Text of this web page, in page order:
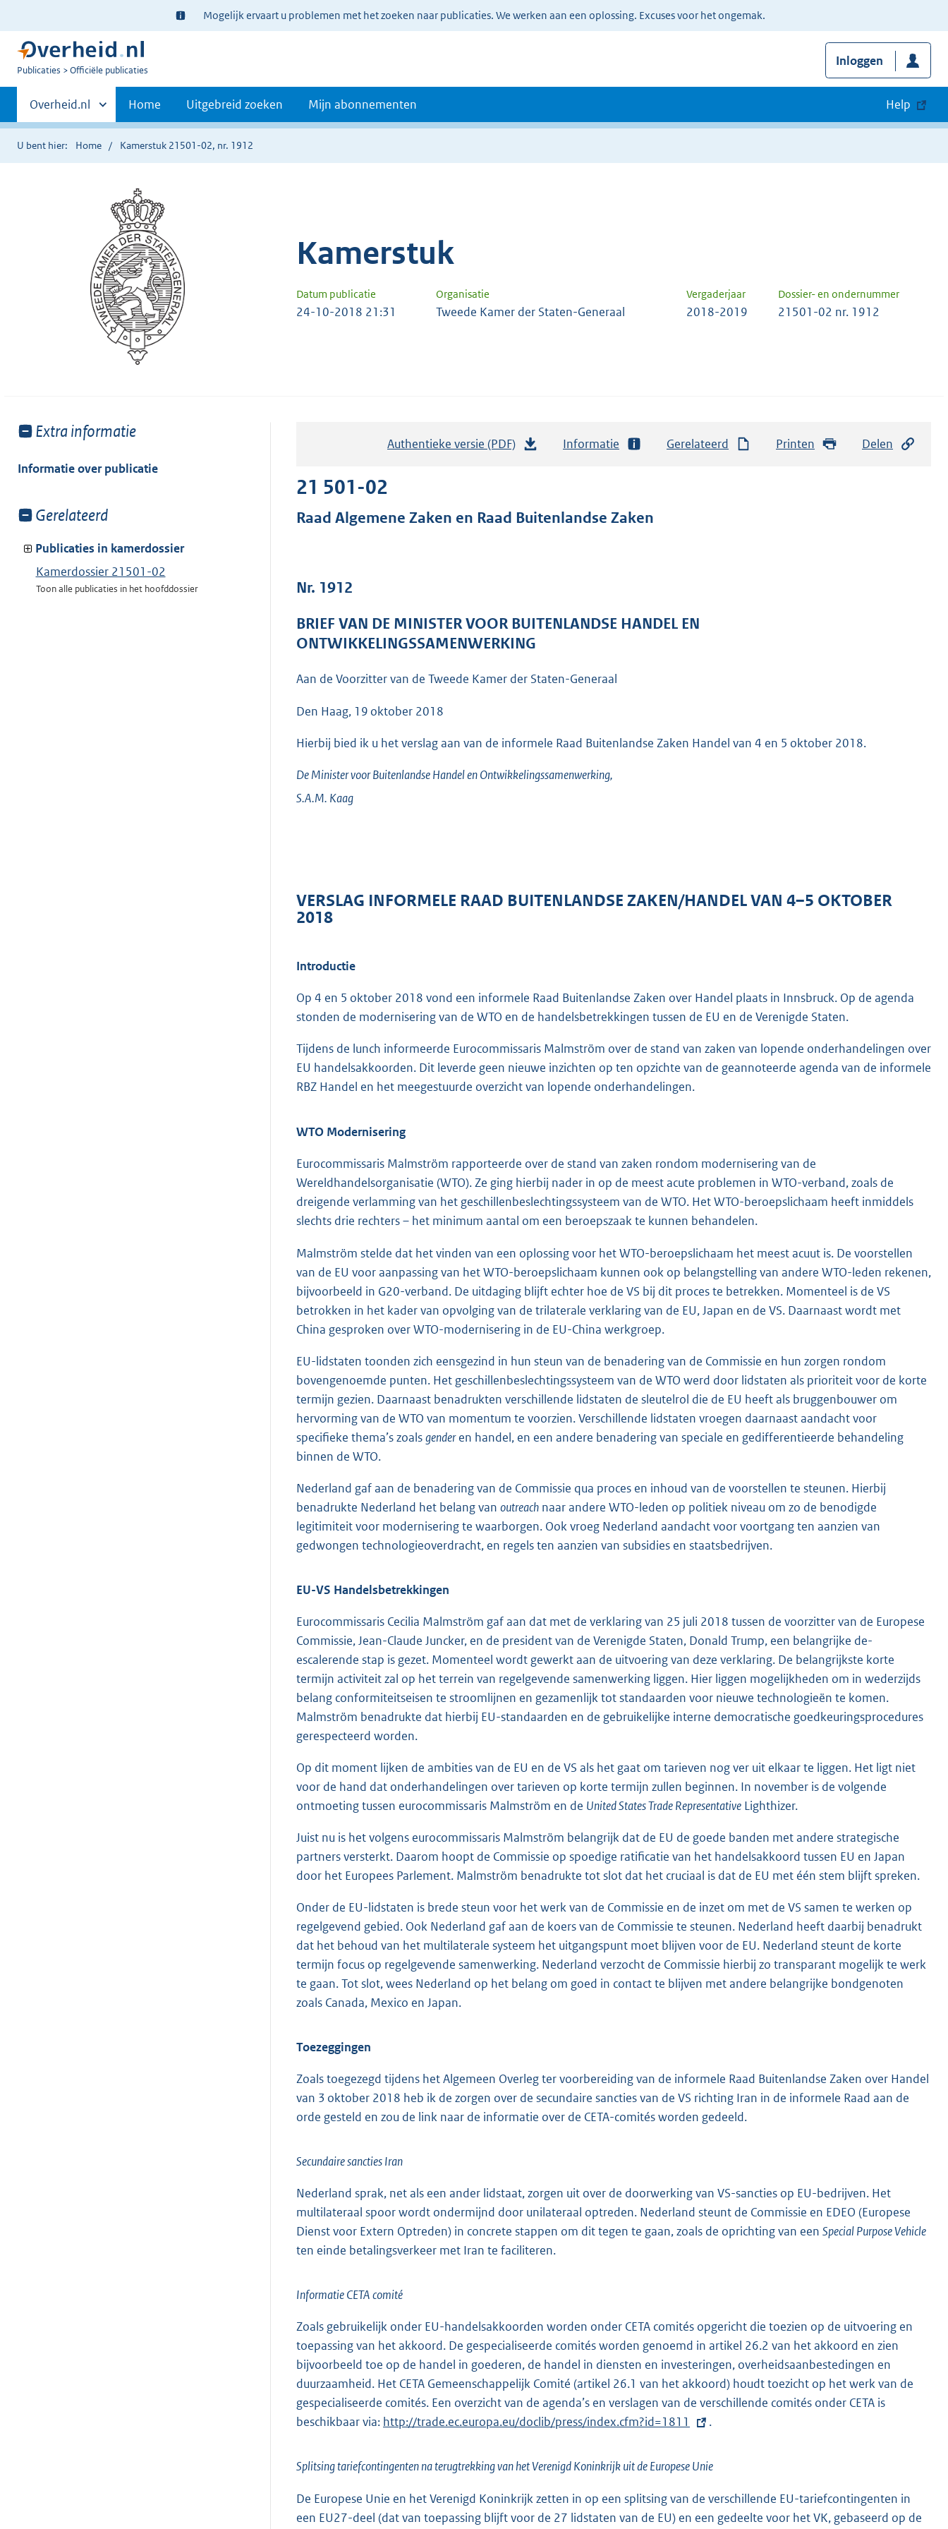
Ter
informatie:
Mogelijk ervaart u problemen met het zoeken naar publicaties. We werken aan een oplossing. Excuses voor het ongemak.
U
Publicaties Officiële publicaties
Inloggen
Primaire
navigatie
Andere
sites
binnen
Overheid.nl Home Uitgebreid zoeken Mijn abonnementen Help
U bent hier: Home Kamerstuk 21501-02, nr. 1912
Kamerstuk
Datum publicatie Organisatie Vergaderjaar Dossier- en ondernummer
24-10-2018 21:31 Tweede Kamer der Staten-Generaal 2018-2019 21501-02 nr. 1912
Toon
van:
Extra informatie
Informatie over publicatie
Toon
van:
Gerelateerd
Publicaties in kamerdossier
Kamerdossier 21501-02
Toon alle publicaties in het hoofddossier
Authentieke versie (PDF)
a
r
o
o
t
4
Informatie Gerelateerd Printen Delen
21 501-02
Raad Algemene Zaken en Raad Buitenlandse Zaken
Nr. 1912
BRIEF VAN DE MINISTER VOOR BUITENLANDSE HANDEL EN
ONTWIKKELINGSSAMENWERKING
Aan de Voorzitter van de Tweede Kamer der Staten-Generaal
Den Haag, 19 oktober 2018
Hierbij bied ik u het verslag aan van de informele Raad Buitenlandse Zaken Handel van 4 en 5 oktober 2018.
De Minister voor Buitenlandse Handel en Ontwikkelingssamenwerking,
S.A.M. Kaag
VERSLAG INFORMELE RAAD BUITENLANDSE ZAKEN/HANDEL VAN 4–5 OKTOBER
2018
Introductie
Op 4 en 5 oktober 2018 vond een informele Raad Buitenlandse Zaken over Handel plaats in Innsbruck. Op de agenda
stonden de modernisering van de WTO en de handelsbetrekkingen tussen de EU en de Verenigde Staten.
Tijdens de lunch informeerde Eurocommissaris Malmström over de stand van zaken van lopende onderhandelingen over
EU handelsakkoorden. Dit leverde geen nieuwe inzichten op ten opzichte van de geannoteerde agenda van de informele
RBZ Handel en het meegestuurde overzicht van lopende onderhandelingen.
WTO Modernisering
Eurocommissaris Malmström rapporteerde over de stand van zaken rondom modernisering van de
Wereldhandelsorganisatie (WTO). Ze ging hierbij nader in op de meest acute problemen in WTO-verband, zoals de
dreigende verlamming van het geschillenbeslechtingssysteem van de WTO. Het WTO-beroepslichaam heeft inmiddels
slechts drie rechters – het minimum aantal om een beroepszaak te kunnen behandelen.
Malmström stelde dat het vinden van een oplossing voor het WTO-beroepslichaam het meest acuut is. De voorstellen
van de EU voor aanpassing van het WTO-beroepslichaam kunnen ook op belangstelling van andere WTO-leden rekenen,
bijvoorbeeld in G20-verband. De uitdaging blijft echter hoe de VS bij dit proces te betrekken. Momenteel is de VS
betrokken in het kader van opvolging van de trilaterale verklaring van de EU, Japan en de VS. Daarnaast wordt met
China gesproken over WTO-modernisering in de EU-China werkgroep.
EU-lidstaten toonden zich eensgezind in hun steun van de benadering van de Commissie en hun zorgen rondom
bovengenoemde punten. Het geschillenbeslechtingssysteem van de WTO werd door lidstaten als prioriteit voor de korte
termijn gezien. Daarnaast benadrukten verschillende lidstaten de sleutelrol die de EU heeft als bruggenbouwer om
hervorming van de WTO van momentum te voorzien. Verschillende lidstaten vroegen daarnaast aandacht voor
specifieke thema’s zoalsgenderen handel, en een andere benadering van speciale en gedifferentieerde behandeling
binnen de WTO.
Nederland gaf aan de benadering van de Commissie qua proces en inhoud van de voorstellen te steunen. Hierbij
benadrukte Nederland het belang van outreach naar andere WTO-leden op politiek niveau om zo de benodigde
legitimiteit voor modernisering te waarborgen. Ook vroeg Nederland aandacht voor voortgang ten aanzien van
gedwongen technologieoverdracht, en regels ten aanzien van subsidies en staatsbedrijven.
EU-VS Handelsbetrekkingen
Eurocommissaris Cecilia Malmström gaf aan dat met de verklaring van 25 juli 2018 tussen de voorzitter van de Europese
Commissie, Jean-Claude Juncker, en de president van de Verenigde Staten, Donald Trump, een belangrijke de-
escalerende stap is gezet. Momenteel wordt gewerkt aan de uitvoering van deze verklaring. De belangrijkste korte
termijn activiteit zal op het terrein van regelgevende samenwerking liggen. Hier liggen mogelijkheden om in wederzijds
belang conformiteitseisen te stroomlijnen en gezamenlijk tot standaarden voor nieuwe technologieën te komen.
Malmström benadrukte dat hierbij EU-standaarden en de gebruikelijke interne democratische goedkeuringsprocedures
gerespecteerd worden.
Op dit moment lijken de ambities van de EU en de VS als het gaat om tarieven nog ver uit elkaar te liggen. Het ligt niet
voor de hand dat onderhandelingen over tarieven op korte termijn zullen beginnen. In november is de volgende
ontmoeting tussen eurocommissaris Malmström en de United States Trade Representative Lighthizer.
Juist nu is het volgens eurocommissaris Malmström belangrijk dat de EU de goede banden met andere strategische
partners versterkt. Daarom hoopt de Commissie op spoedige ratificatie van het handelsakkoord tussen EU en Japan
door het Europees Parlement. Malmström benadrukte tot slot dat het cruciaal is dat de EU met één stem blijft spreken.
Onder de EU-lidstaten is brede steun voor het werk van de Commissie en de inzet om met de VS samen te werken op
regelgevend gebied. Ook Nederland gaf aan de koers van de Commissie te steunen. Nederland heeft daarbij benadrukt
dat het behoud van het multilaterale systeem het uitgangspunt moet blijven voor de EU. Nederland steunt de korte
termijn focus op regelgevende samenwerking. Nederland verzocht de Commissie hierbij zo transparant mogelijk te werk
te gaan. Tot slot, wees Nederland op het belang om goed in contact te blijven met andere belangrijke bondgenoten
zoals Canada, Mexico en Japan.
Toezeggingen
Zoals toegezegd tijdens het Algemeen Overleg ter voorbereiding van de informele Raad Buitenlandse Zaken over Handel
van 3 oktober 2018 heb ik de zorgen over de secundaire sancties van de VS richting Iran in de informele Raad aan de
orde gesteld en zou de link naar de informatie over de CETA-comités worden gedeeld.
Secundaire sancties Iran
Nederland sprak, net als een ander lidstaat, zorgen uit over de doorwerking van VS-sancties op EU-bedrijven. Het
multilateraal spoor wordt ondermijnd door unilateraal optreden. Nederland steunt de Commissie en EDEO (Europese
Dienst voor Extern Optreden) in concrete stappen om dit tegen te gaan, zoals de oprichting van een Special Purpose Vehicle
ten einde betalingsverkeer met Iran te faciliteren.
Informatie CETA comité
Zoals gebruikelijk onder EU-handelsakkoorden worden onder CETA comités opgericht die toezien op de uitvoering en
toepassing van het akkoord. De gespecialiseerde comités worden genoemd in artikel 26.2 van het akkoord en zien
bijvoorbeeld toe op de handel in goederen, de handel in diensten en investeringen, overheidsaanbestedingen en
duurzaamheid. Het CETA Gemeenschappelijk Comité (artikel 26.1 van het akkoord) houdt toezicht op het werk van de
gespecialiseerde comités. Een overzicht van de agenda’s en verslagen van de verschillende comités onder CETA is
beschikbaar via: E
t
r
n
http://trade.ec.europa.eu/doclib/press/index.cfm?id=1811 .
Splitsing tariefcontingenten na terugtrekking van het Verenigd Koninkrijk uit de Europese Unie
De Europese Unie en het Verenigd Koninkrijk zetten in op een splitsing van de verschillende EU-tariefcontingenten in
een EU27-deel (dat van toepassing blijft voor de 27 lidstaten van de EU) en een gedeelte voor het VK, gebaseerd op de